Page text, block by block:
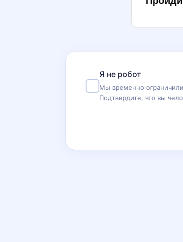
Я не робот
Мы временно
Подтвердите, что вы